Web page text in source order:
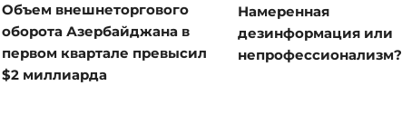
Объем внешнеторгового
оборота Азербайджана в
первом квартале превысил
$2 миллиарда
Намеренная
дезинформация или
непрофессионализм?